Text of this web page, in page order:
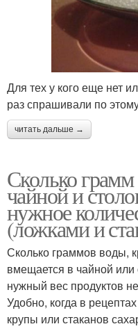
Для тех у кого еще нет
раз спрашивали по
читать дальше →
Сколько
чайной и
нужное
(ложками и
Сколько граммов воды,
вмещается в чайной
нужный вес продуктов
Удобно, когда в
крупы или стаканов